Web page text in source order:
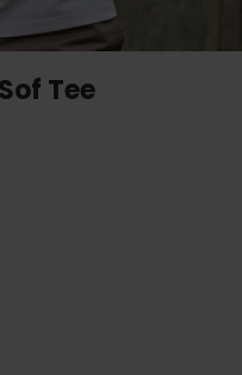
Tee